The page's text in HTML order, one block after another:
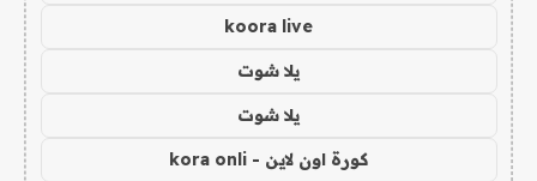
koora live
يلا شوت
يلا شوت
كورة اون لاين - kora onli